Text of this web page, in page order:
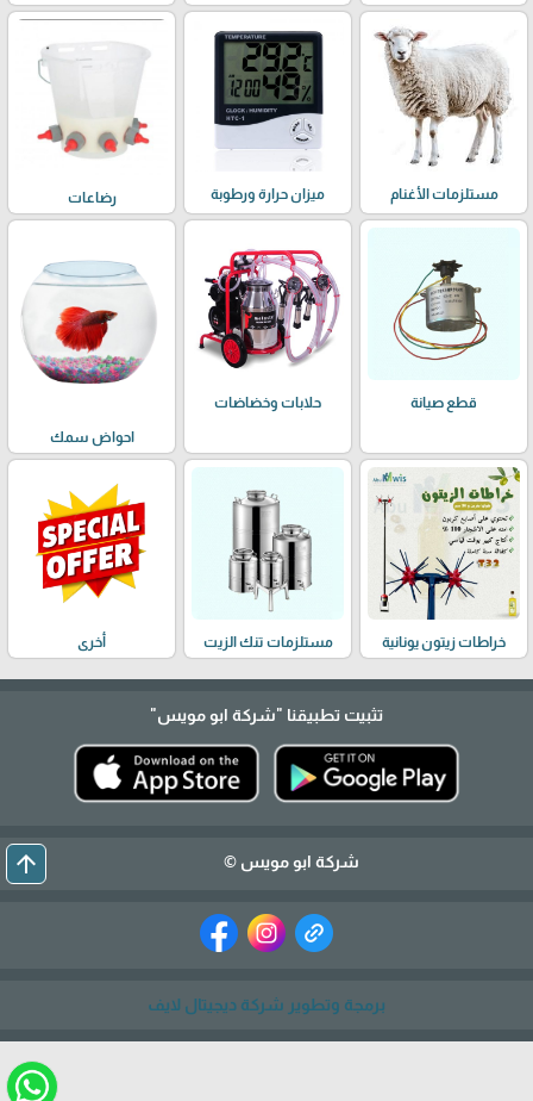
مستلزمات الأغنام ميزان حرارة ورطوبة رضاعات
قطع صيانة حلابات وخضاضات
احواض سمك
خراطات زيتون يونانية مستلزمات تنك الزيت أخرى
تثبيت تطبيقنا "شركة ابو مويس"
شركة ابو مويس © arrow_upward
برمجة وتطوير شركة ديجيتال لايف